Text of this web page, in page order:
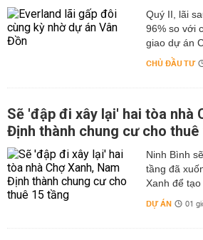
Quý II, lãi
96% so với
giao dự án
CHỦ ĐẦU TƯ
Sẽ 'đập đi xây lại' hai tòa nhà
Định thành chung cư cho thuê
Ninh Bình
tầng đã
Xanh để tạo
DỰ ÁN 01